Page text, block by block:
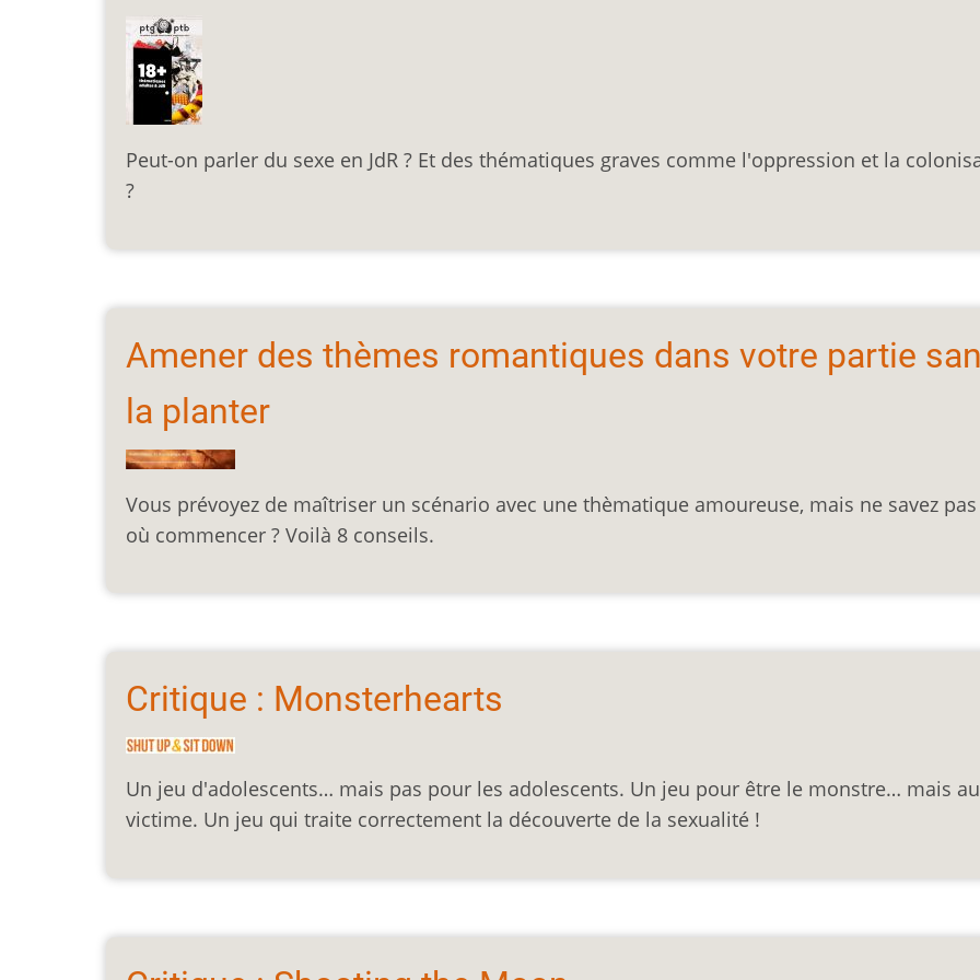
Peut-on parler du sexe en JdR ? Et des thématiques graves comme l'oppression et la
?
Amener des thèmes romantiques dans votre partie
la planter
Vous prévoyez de maîtriser un scénario avec une thèmatique amoureuse, mais ne savez
où commencer ? Voilà 8 conseils.
Critique : Monsterhearts
Un jeu d'adolescents… mais pas pour les adolescents. Un jeu pour être le monstre… mais
victime. Un jeu qui traite correctement la découverte de la sexualité !